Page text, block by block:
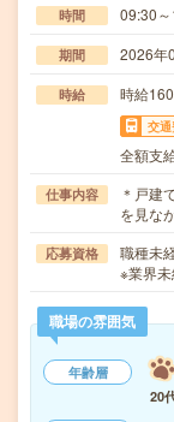
時間 09:30
期間 2026年
時給 時給
交
全額支
仕事内容
＊戸建
を見な
応募資格
職種未
※業界
職場の雰囲気
年齢層
20